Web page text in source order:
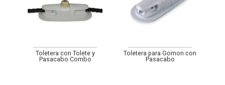
Toletera con Tolete y
Pasacabo Combo
Toletera para Gomon con
Pasacabo